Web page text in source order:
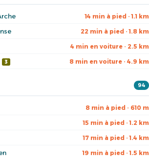
14 min à pied · 1.1 km
22 min à pied · 1.8 km
4 min en voiture · 2.5 km
3 8 min en voiture · 4.9 km
94
8 min à pied · 610 m
15 min à pied · 1.2 km
17 min à pied · 1.4 km
19 min à pied · 1.5 km